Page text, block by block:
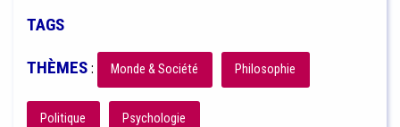
TAGS
THÈMES: Monde & Société Philosophie
Politique Psychologie